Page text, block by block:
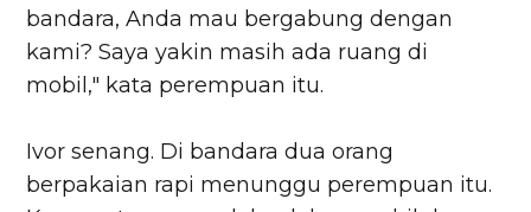
bandara, Anda mau bergabung dengan
kami? Saya yakin masih ada ruang di
mobil," kata perempuan itu.
Ivor senang. Di bandara dua orang
berpakaian rapi menunggu perempuan itu.